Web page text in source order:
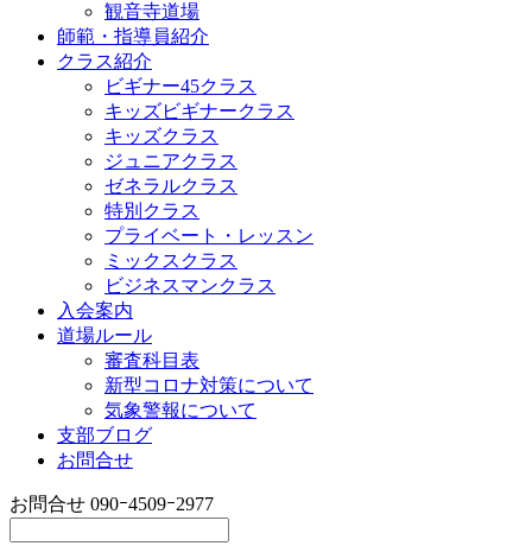
観音寺道場
師範・指導員紹介
クラス紹介
ビギナー45クラス
キッズビギナークラス
キッズクラス
ジュニアクラス
ゼネラルクラス
特別クラス
プライベート・レッスン
ミックスクラス
ビジネスマンクラス
入会案内
道場ルール
審査科目表
新型コロナ対策について
気象警報について
支部ブログ
お問合せ
お問合せ 090ｰ4509ｰ2977